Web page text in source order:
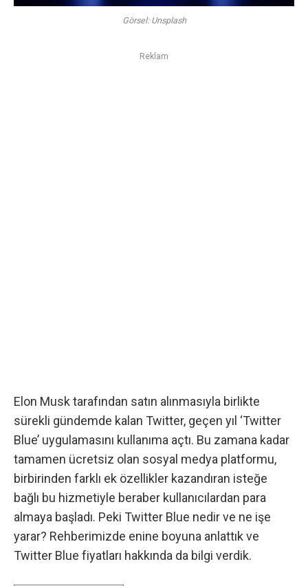
Görsel: Unsplash
Reklam
Elon Musk tarafından satın alınmasıyla birlikte
sürekli gündemde kalan Twitter, geçen yıl ‘Twitter
Blue’ uygulamasını kullanıma açtı. Bu zamana kadar
tamamen ücretsiz olan sosyal medya platformu,
birbirinden farklı ek özellikler kazandıran isteğe
bağlı bu hizmetiyle beraber kullanıcılardan para
almaya başladı. Peki Twitter Blue nedir ve ne işe
yarar? Rehberimizde enine boyuna anlattık ve
Twitter Blue fiyatları hakkında da bilgi verdik.